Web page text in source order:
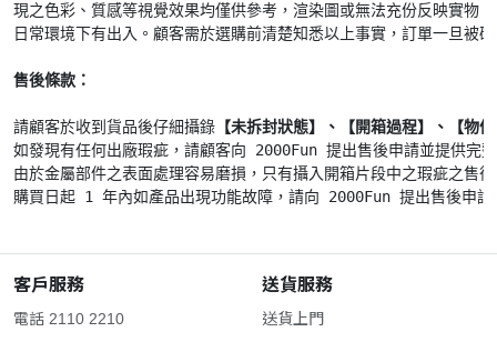
現之色彩、質感等視覺效果均僅供參考，渲染圖或無法充份反映實
日常環境下有出入。顧客需於選購前清楚知悉以上事實，訂單一旦被
售後條款：
請顧客於收到貨品後仔細攝錄 【未拆封狀態】、【開箱過程】、【物
如發現有任何出廠瑕疵，請顧客向 2000Fun 提出售後申請並提供完
由於金屬部件之表面處理容易磨損，只有攝入開箱片段中之瑕疵之售
客戶服務
電話 2110 2210
送貨服務
送貨上門